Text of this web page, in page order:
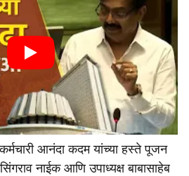
कर्मचारी आनंदा कदम यांच्या हस्ते पूजन
नाईक आणि उपाध्यक्ष बाबासाहेब